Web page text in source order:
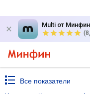
Multi от Минфин
Все показатели